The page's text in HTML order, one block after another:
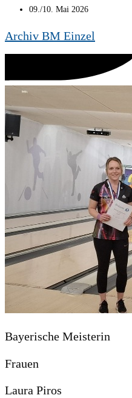
09./10. Mai 2026
Archiv BM Einzel
Bayerische Meisterin
Frauen
Laura Piros